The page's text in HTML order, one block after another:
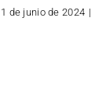
1 de junio de 2024 |